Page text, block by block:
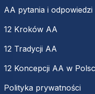
AA pytania i odpowiedzi
12 Kroków AA
12 Tradycji AA
12 Koncepcji AA w
Polityka prywatności